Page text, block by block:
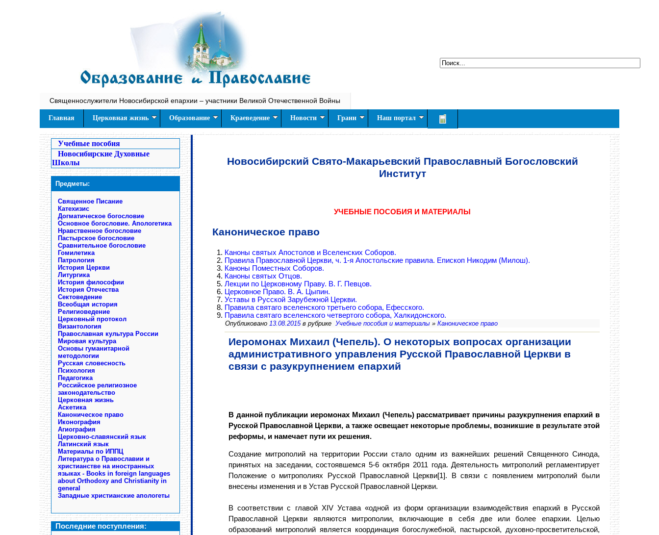
Священнослужители Новосибирской епархии – участники Великой Отечественной Войны
Главная Церковная жизнь Образование Краеведение Новости Грани Наш портал
Учебные пособия
Новосибирские Духовные
Школы
Предметы:
Священное Писание
Катехизис
Догматическое богословие
Основное богословие. Апологетика
Нравственное богословие
Пастырское богословие
Сравнительное богословие
Гомилетика
Патрология
История Церкви
Литургика
История философии
История Отечества
Сектоведение
Всеобщая история
Религиоведение
Церковный протокол
Византология
Православная культура России
Мировая культура
Основы гуманитарной
методологии
Русская словесность
Психология
Педагогика
Российское религиозное
законодательство
Церковная жизнь
Аскетика
Каноническое право
Иконография
Агиография
Церковно-славянский язык
Латинский язык
Материалы по ИППЦ
Литература о Православии и
христианстве на иностранных
языках - Books in foreign languages
about Orthodoxy and Christianity in
general
Западные христианские апологеты
Последние поступления:
Новосибирский Свято-Макарьевский Православный Богословский
Институт
УЧЕБНЫЕ ПОСОБИЯ И МАТЕРИАЛЫ
Каноническое право
Каноны святых Апостолов и Вселенских Соборов.
Правила Православной Церкви, ч. 1-я Апостольские правила. Епископ Никодим (Милош).
Каноны Поместных Соборов.
Каноны святых Отцов.
Лекции по Церковному Праву. В. Г. Певцов.
Церковное Право. В. А. Цыпин.
Уставы в Русской Зарубежной Церкви.
Правила святаго вселенского третьего собора, Ефесского.
Правила святаго вселенского четвертого собора, Халкидонского.
Опубликовано 13.08.2015в рубрике Учебные пособия и материалы » Каноническое право
Иеромонах Михаил (Чепель). О некоторых вопросах организации
административного управления Русской Православной Церкви в
связи с разукрупнением епархий
В данной публикации иеромонах Михаил (Чепель) рассматривает причины разукрупнения епархий в
Русской Православной Церкви, а также освещает некоторые проблемы, возникшие в результате этой
реформы, и намечает пути их решения.
Создание митрополий на территории России стало одним из важнейших решений Священного Синода,
принятых на заседании, состоявшемся 5-6 октября 2011 года. Деятельность митрополий регламентирует
Положение о митрополиях Русской Православной Церкви[1]. В связи с появлением митрополий были
внесены изменения и в Устав Русской Православной Церкви.
В соответствии с главой XIV Устава «одной из форм организации взаимодействия епархий в Русской
Православной Церкви являются митрополии, включающие в себя две или более епархии. Целью
образований митрополий является координация богослужебной, пастырской, духовно-просветительской,